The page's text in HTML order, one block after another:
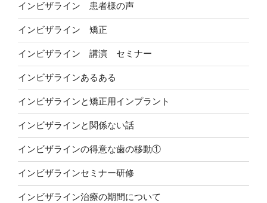
インビザライン 患者様の声
インビザライン 矯正
インビザライン 講演 セミナー
インビザラインあるある
インビザラインと矯正用インプラント
インビザラインと関係ない話
インビザラインの得意な歯の移動①
インビザラインセミナー研修
インビザライン治療の期間について